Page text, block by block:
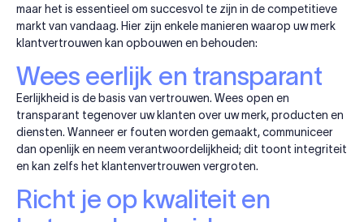
maar het is essentieel om succesvol te zijn in de competitieve
markt van vandaag. Hier zijn enkele manieren waarop uw merk
klantvertrouwen kan opbouwen en behouden:
Wees eerlijk en transparant
Eerlijkheid is de basis van vertrouwen. Wees open en
transparant tegenover uw klanten over uw merk, producten en
diensten. Wanneer er fouten worden gemaakt, communiceer
dan openlijk en neem verantwoordelijkheid; dit toont integriteit
en kan zelfs het klantenvertrouwen vergroten.
Richt je op kwaliteit en